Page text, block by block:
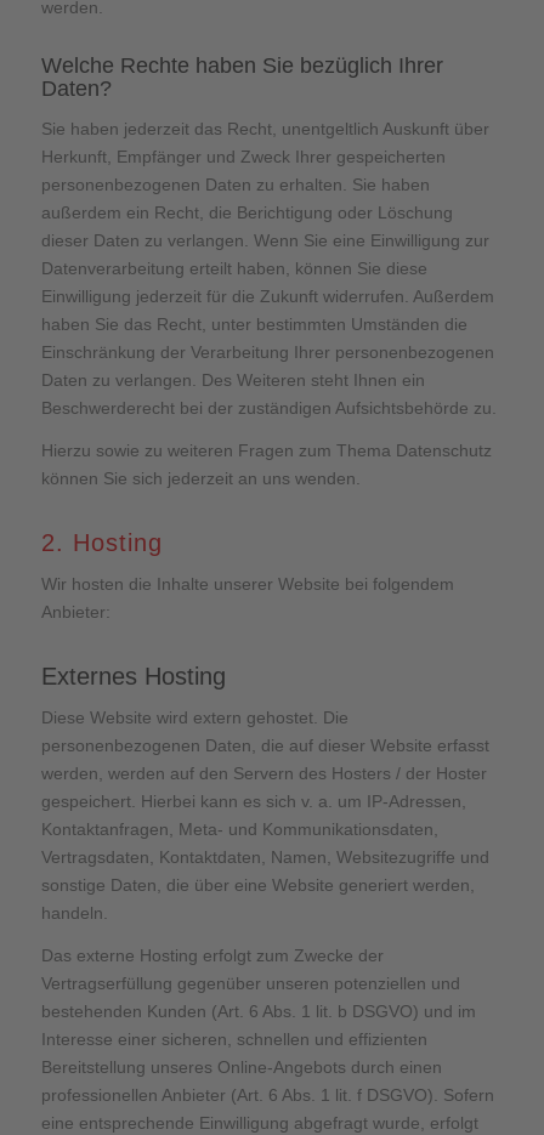
werden.
Welche Rechte haben Sie bezüglich Ihrer
Daten?
Sie haben jederzeit das Recht, unentgeltlich Auskunft über
Herkunft, Empfänger und Zweck Ihrer gespeicherten
personenbezogenen Daten zu erhalten. Sie haben
außerdem ein Recht, die Berichtigung oder Löschung
dieser Daten zu verlangen. Wenn Sie eine Einwilligung zur
Datenverarbeitung erteilt haben, können Sie diese
Einwilligung jederzeit für die Zukunft widerrufen. Außerdem
haben Sie das Recht, unter bestimmten Umständen die
Einschränkung der Verarbeitung Ihrer personenbezogenen
Daten zu verlangen. Des Weiteren steht Ihnen ein
Beschwerderecht bei der zuständigen Aufsichtsbehörde zu.
Hierzu sowie zu weiteren Fragen zum Thema Datenschutz
können Sie sich jederzeit an uns wenden.
2. Hosting
Wir hosten die Inhalte unserer Website bei folgendem
Anbieter:
Externes Hosting
Diese Website wird extern gehostet. Die
personenbezogenen Daten, die auf dieser Website erfasst
werden, werden auf den Servern des Hosters / der Hoster
gespeichert. Hierbei kann es sich v. a. um IP-Adressen,
Kontaktanfragen, Meta- und Kommunikationsdaten,
Vertragsdaten, Kontaktdaten, Namen, Websitezugriffe und
sonstige Daten, die über eine Website generiert werden,
handeln.
Das externe Hosting erfolgt zum Zwecke der
Vertragserfüllung gegenüber unseren potenziellen und
bestehenden Kunden (Art. 6 Abs. 1 lit. b DSGVO) und im
Interesse einer sicheren, schnellen und effizienten
Bereitstellung unseres Online-Angebots durch einen
professionellen Anbieter (Art. 6 Abs. 1 lit. f DSGVO). Sofern
eine entsprechende Einwilligung abgefragt wurde, erfolgt